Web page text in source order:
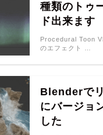
種類のトゥ
ド出来ます
Procedural Toon
のエフェクト …
Blenderで
にバージョ
した